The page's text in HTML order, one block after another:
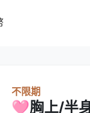
不限期
🩷胸上/半